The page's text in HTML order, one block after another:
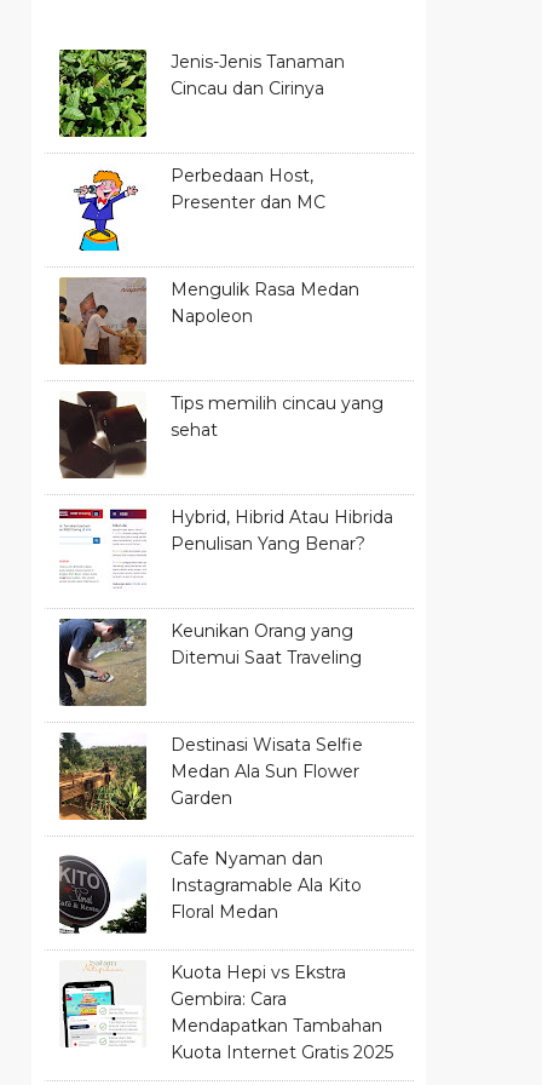
Jenis-Jenis Tanaman
Cincau dan Cirinya
Perbedaan Host,
Presenter dan MC
Mengulik Rasa Medan
Napoleon
Tips memilih cincau yang
sehat
Hybrid, Hibrid Atau Hibrida
Penulisan Yang Benar?
Keunikan Orang yang
Ditemui Saat Traveling
Destinasi Wisata Selfie
Medan Ala Sun Flower
Garden
Cafe Nyaman dan
Instagramable Ala Kito
Floral Medan
Kuota Hepi vs Ekstra
Gembira: Cara
Mendapatkan Tambahan
Kuota Internet Gratis 2025